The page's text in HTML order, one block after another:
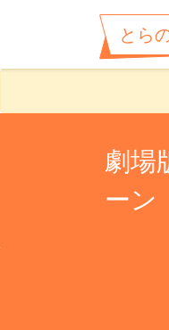
とら
劇場
ーン